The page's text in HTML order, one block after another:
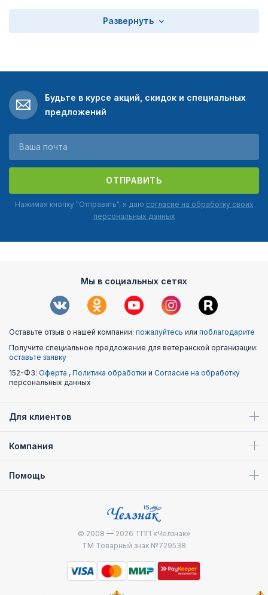
Развернуть
Будьте в курсе акций, скидок и специальных
предложений
ОТПРАВИТЬ
Нажимая кнопку "Отправить", я даю согласие на обработку своих
персональных данных
Мы в социальных сетях
Оставьте отзыв о нашей компании: пожалуйтесь или поблагодарите
Получите специальное предложение для ветеранской организации:
оставьте заявку
152-ФЗ: Оферта , Политика обработки и Согласие на обработку
персональных данных
Для клиентов
Компания
Помощь
© 2008 — 2026 ТПП «Челзнак»
ТМ Товарный знак №729538